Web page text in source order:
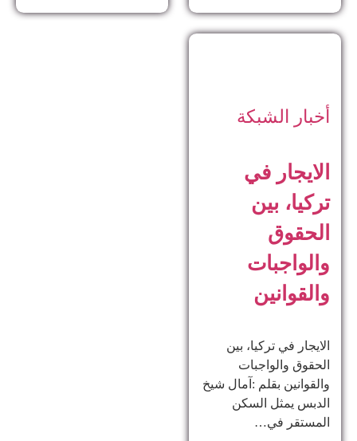
أخبار الشبكة
الايجار في
تركيا، بين
الحقوق
والواجبات
والقوانين
الايجار في تركيا، بين
الحقوق والواجبات
والقوانين بقلم :آمال شيخ
الدبس يمثل السكن
المستقر في…